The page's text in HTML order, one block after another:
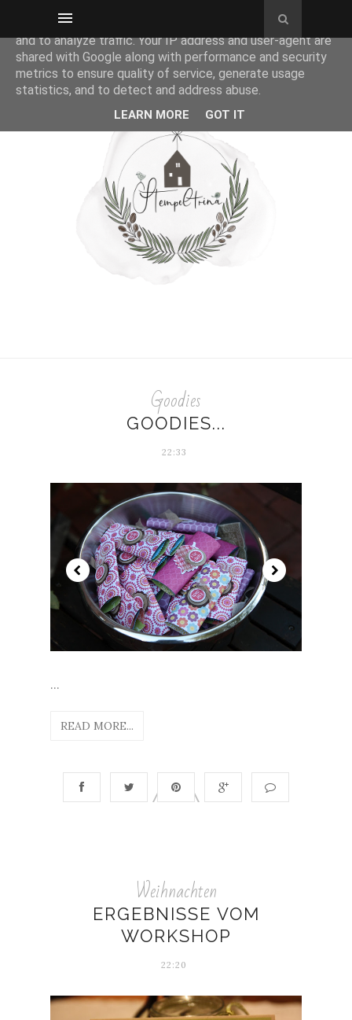
Goodies
GOODIES...
22:33
...
READ MORE...
Weihnachten
ERGEBNISSE VOM
WORKSHOP
22:20
This site uses cookies from Google to deliver its services
and to analyze traffic. Your IP address and user-agent are
shared with Google along with performance and security
metrics to ensure quality of service, generate usage
statistics, and to detect and address abuse.
LEARN MORE GOT IT